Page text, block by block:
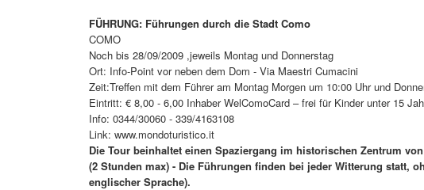
FÜHRUNG: Führungen durch die Stadt Como
COMO
Noch bis 28/09/2009 ,jeweils Montag und Donnerstag
Ort: Info-Point vor neben dem Dom - Via Maestri Cumacini
Zeit:Treffen mit dem Führer am Montag Morgen um 10:00 Uhr und
Eintritt: € 8,00 - 6,00 Inhaber WelComoCard – frei für Kinder unter 15
Info: 0344/30060 - 339/4163108
Link: www.mondoturistico.it
Die Tour beinhaltet einen Spaziergang im historischen Zentrum
(2 Stunden max) - Die Führungen finden bei jeder Witterung statt,
englischer Sprache).